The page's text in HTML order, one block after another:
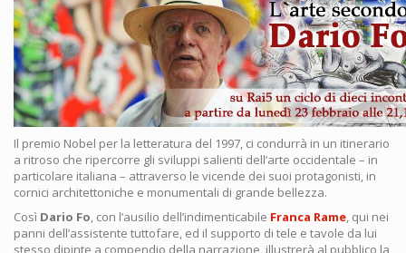
Il premio Nobel per la letteratura del 1997, ci condurrà in un itinerario
a ritroso che ripercorre gli sviluppi salienti dell’arte occidentale – in
particolare italiana – attraverso le vicende dei suoi protagonisti, in
cornici architettoniche e monumentali di grande bellezza.
Così Dario Fo, con l’ausilio dell’indimenticabile Franca Rame, qui nei
panni dell’assistente tuttofare, ed il supporto di tele e tavole da lui
stesso dipinte a compendio della narrazione, illustrerà al pubblico la